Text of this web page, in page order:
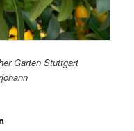
Garten Stuttgart